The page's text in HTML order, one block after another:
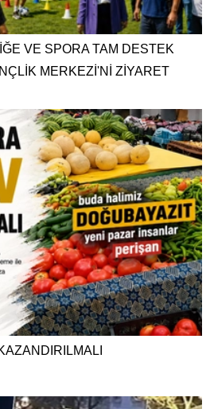
VE SPORA TAM DESTEK
MERKEZİ'Nİ ZİYARET